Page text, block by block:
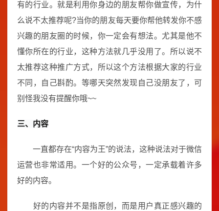
有的行业。就是利用你身边的朋友帮你做宣传，为什
么说不太推荐呢?当你的朋友每天要你帮他转发你不感
兴趣的朋友圈的时候，你一定会有想法。尤其是他不
懂你所在的行业，这种方法就几乎没用了。所以说不
太推荐这种推广方式，所以这个方法根据大家的行业
不同，自己斟酌。等哪天突然发现自己没朋友了，可
别怪我没有提醒你哦~~
三、内容
一直都存在“内容为王”的说法，这种说法对于微信
运营也非常适用。一个好的公众号，一定承载着许多
好的内容。
好的内容并不是指原创，而是用户真正感兴趣的